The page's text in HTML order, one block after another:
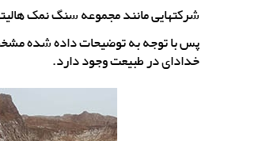
شرکتهایی مانند مجموعه سنگ نمک
پس با توجه به توضیحات داده شده
خدادای در طبیعت وجود دارد.